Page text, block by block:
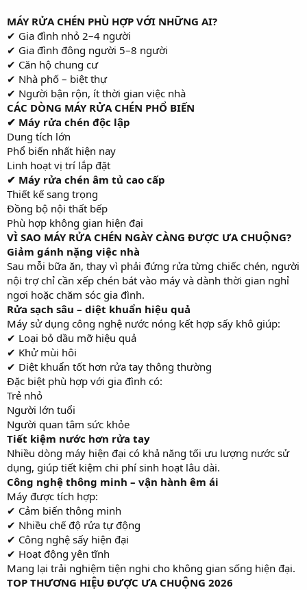
MÁY RỬA CHÉN PHÙ HỢP VỚI NHỮNG AI?
✔ Gia đình nhỏ 2–4 người
✔ Gia đình đông người 5–8 người
✔ Căn hộ chung cư
✔ Nhà phố – biệt thự
✔ Người bận rộn, ít thời gian việc nhà
CÁC DÒNG MÁY RỬA CHÉN PHỔ BIẾN
✔ Máy rửa chén độc lập
Dung tích lớn
Phổ biến nhất hiện nay
Linh hoạt vị trí lắp đặt
✔ Máy rửa chén âm tủ cao cấp
Thiết kế sang trọng
Đồng bộ nội thất bếp
Phù hợp không gian hiện đại
VÌ SAO MÁY RỬA CHÉN NGÀY CÀNG ĐƯỢC ƯA CHUỘNG?
Giảm gánh nặng việc nhà
Sau mỗi bữa ăn, thay vì phải đứng rửa từng chiếc chén, người
nội trợ chỉ cần xếp chén bát vào máy và dành thời gian nghỉ
ngơi hoặc chăm sóc gia đình.
Rửa sạch sâu – diệt khuẩn hiệu quả
Máy sử dụng công nghệ nước nóng kết hợp sấy khô giúp:
✔ Loại bỏ dầu mỡ hiệu quả
✔ Khử mùi hôi
✔ Diệt khuẩn tốt hơn rửa tay thông thường
Đặc biệt phù hợp với gia đình có:
Trẻ nhỏ
Người lớn tuổi
Người quan tâm sức khỏe
Tiết kiệm nước hơn rửa tay
Nhiều dòng máy hiện đại có khả năng tối ưu lượng nước sử
dụng, giúp tiết kiệm chi phí sinh hoạt lâu dài.
Công nghệ thông minh – vận hành êm ái
Máy được tích hợp:
✔ Cảm biến thông minh
✔ Nhiều chế độ rửa tự động
✔ Công nghệ sấy hiện đại
✔ Hoạt động yên tĩnh
Mang lại trải nghiệm tiện nghi cho không gian sống hiện đại.
TOP THƯƠNG HIỆU ĐƯỢC ƯA CHUỘNG 2026